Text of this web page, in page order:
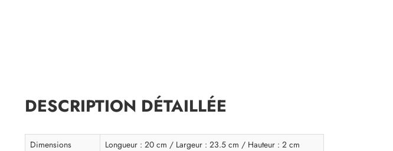
DESCRIPTION DÉTAILLÉE
Dimensions
Longueur : 20 cm / Largeur : 23.5 cm / Hauteur : 2 cm